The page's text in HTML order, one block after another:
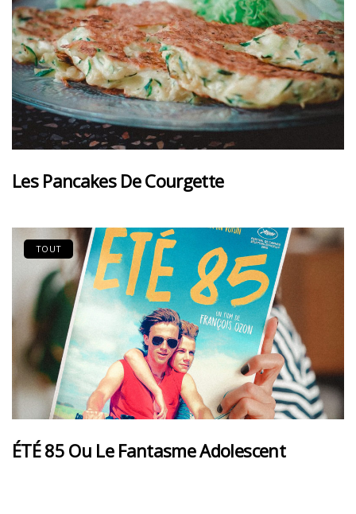
Les Pancakes De Courgette
TOUT
ÉTÉ 85 Ou Le Fantasme Adolescent